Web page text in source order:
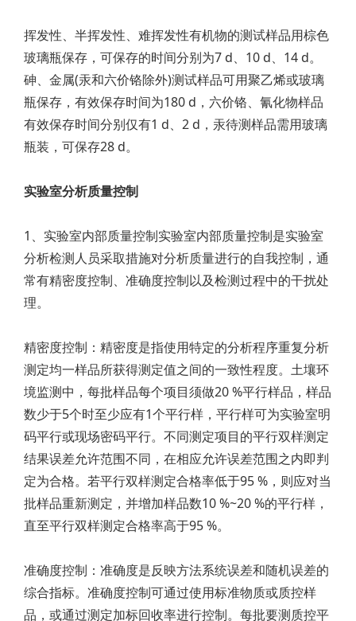
挥发性、半挥发性、难挥发性有机物的测试样品用棕色
玻璃瓶保存，可保存的时间分别为7 d、10 d、14 d。
砷、金属(汞和六价铬除外)测试样品可用聚乙烯或玻璃
瓶保存，有效保存时间为180 d，六价铬、氰化物样品
有效保存时间分别仅有1 d、2 d，汞待测样品需用玻璃
瓶装，可保存28 d。
实验室分析质量控制
1、实验室内部质量控制实验室内部质量控制是实验室
分析检测人员采取措施对分析质量进行的自我控制，通
常有精密度控制、准确度控制以及检测过程中的干扰处
理。
精密度控制：精密度是指使用特定的分析程序重复分析
测定均一样品所获得测定值之间的一致性程度。土壤环
境监测中，每批样品每个项目须做20 %平行样品，样品
数少于5个时至少应有1个平行样，平行样可为实验室明
码平行或现场密码平行。不同测定项目的平行双样测定
结果误差允许范围不同，在相应允许误差范围之内即判
定为合格。若平行双样测定合格率低于95 %，则应对当
批样品重新测定，并增加样品数10 %~20 %的平行样，
直至平行双样测定合格率高于95 %。
准确度控制：准确度是反映方法系统误差和随机误差的
综合指标。准确度控制可通过使用标准物质或质控样
品，或通过测定加标回收率进行控制。每批要测质控平